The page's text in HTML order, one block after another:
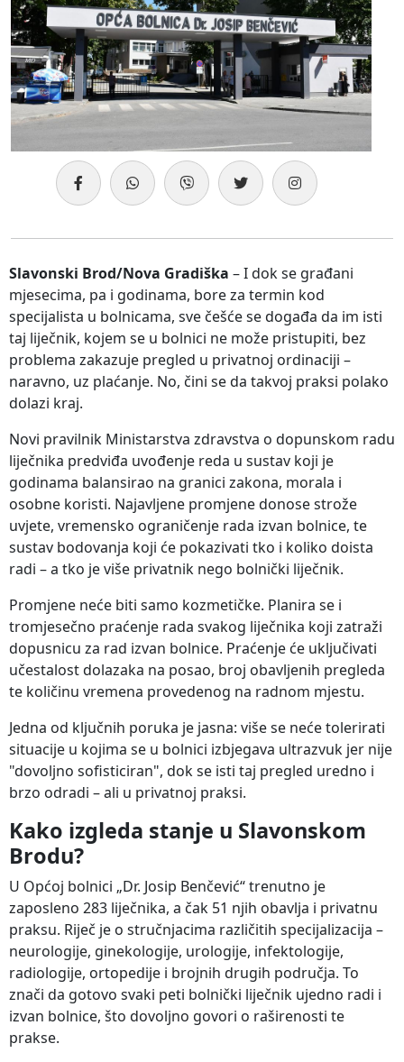
Slavonski Brod/Nova Gradiška – I dok se građani
mjesecima, pa i godinama, bore za termin kod
specijalista u bolnicama, sve češće se događa da im isti
taj liječnik, kojem se u bolnici ne može pristupiti, bez
problema zakazuje pregled u privatnoj ordinaciji –
naravno, uz plaćanje. No, čini se da takvoj praksi polako
dolazi kraj.
Novi pravilnik Ministarstva zdravstva o dopunskom radu
liječnika predviđa uvođenje reda u sustav koji je
godinama balansirao na granici zakona, morala i
osobne koristi. Najavljene promjene donose strože
uvjete, vremensko ograničenje rada izvan bolnice, te
sustav bodovanja koji će pokazivati tko i koliko doista
radi – a tko je više privatnik nego bolnički liječnik.
Promjene neće biti samo kozmetičke. Planira se i
tromjesečno praćenje rada svakog liječnika koji zatraži
dopusnicu za rad izvan bolnice. Praćenje će uključivati
učestalost dolazaka na posao, broj obavljenih pregleda
te količinu vremena provedenog na radnom mjestu.
Jedna od ključnih poruka je jasna: više se neće tolerirati
situacije u kojima se u bolnici izbjegava ultrazvuk jer nije
"dovoljno sofisticiran", dok se isti taj pregled uredno i
brzo odradi – ali u privatnoj praksi.
Kako izgleda stanje u Slavonskom
Brodu?
U Općoj bolnici „Dr. Josip Benčević“ trenutno je
zaposleno 283 liječnika, a čak 51 njih obavlja i privatnu
praksu. Riječ je o stručnjacima različitih specijalizacija –
neurologije, ginekologije, urologije, infektologije,
radiologije, ortopedije i brojnih drugih područja. To
znači da gotovo svaki peti bolnički liječnik ujedno radi i
izvan bolnice, što dovoljno govori o raširenosti te
prakse.